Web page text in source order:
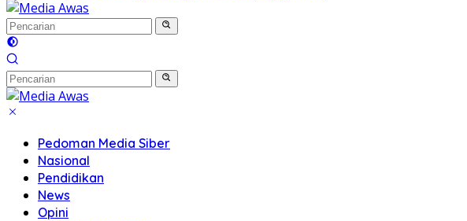
Pedoman Media Siber
Nasional
Pendidikan
News
Opini